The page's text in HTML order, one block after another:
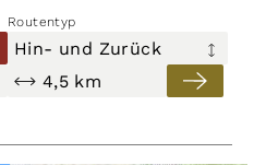
Routentyp
Hin- und Zurück
4,5 km